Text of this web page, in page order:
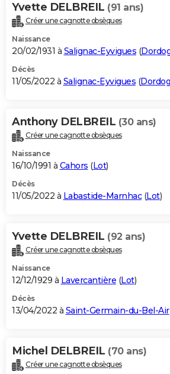
Yvette DELBREIL (91 ans)
Créer une cagnotte obsèques
Naissance
20/02/1931 à Salignac-Eyvigues (
Décès
11/05/2022 à Salignac-Eyvigues (
Anthony DELBREIL (30 ans)
Créer une cagnotte obsèques
Naissance
16/10/1991 à Cahors (Lot)
Décès
11/05/2022 à Labastide-Marnhac(Lot)
Yvette DELBREIL (92 ans)
Créer une cagnotte obsèques
Naissance
12/12/1929 à Lavercantière (Lot)
Décès
13/04/2022 à Saint-Germain-du-Bel-Air
Michel DELBREIL (70 ans)
Créer une cagnotte obsèques